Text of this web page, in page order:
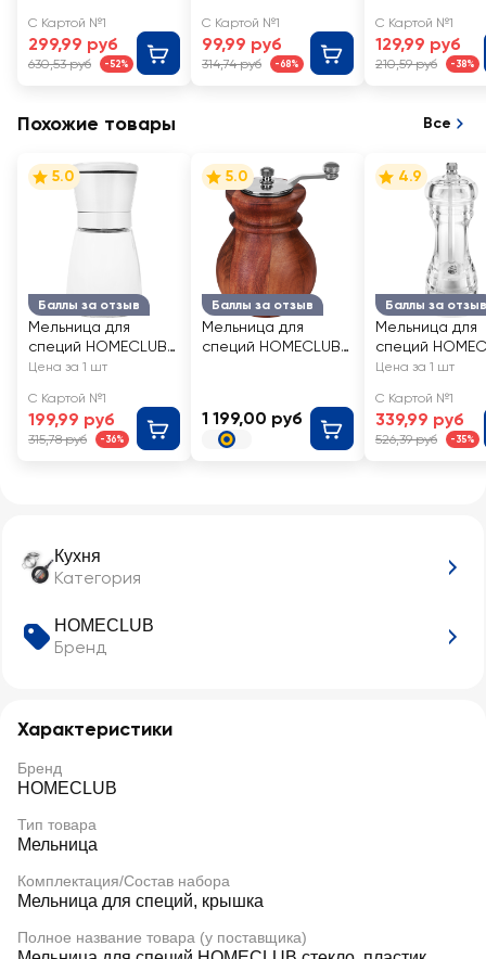
Кухня
Категория
HOMECLUB
Бренд
Характеристики
Бренд
HOMECLUB
Тип товара
Мельница
Комплектация/Состав набора
Мельница для специй, крышка
Полное название товара (у поставщика)
сталь, 3.6л Арт.
14767
С Картой №1
299,99 руб
630,53 руб -52%
С Картой №1
99,99 руб
314,74 руб -68%
С Картой №1
129,99 руб
210,59 руб -38%
Похожие товары Все
Баллы за отзыв
5.0
Мельница для
специй HOMECLUB
стекло, металл,
Цена за 1 шт
С Картой №1
199,99 руб
315,78 руб -36%
Баллы за отзыв
5.0
Мельница для
специй HOMECLUB
1 199,00 руб
Баллы за отзыв
4.9
Мельница для
специй
акрил Арт.
274R
Цена за 1 шт
С Картой №1
339,99 руб
526,39 руб -35%